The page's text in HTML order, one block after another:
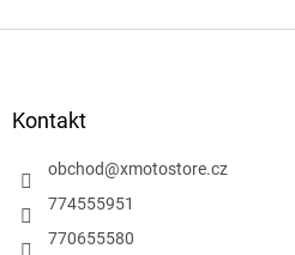
Kontakt
obchod@xmotostore.cz
774555951
770655580